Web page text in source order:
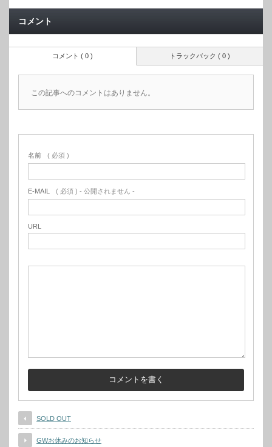
コメント
トラックバック ( 0 )
コメント ( 0 )
この記事へのコメントはありません。
名前 ( 必須 )
E-MAIL ( 必須 ) - 公開されません -
URL
SOLD OUT
GWお休みのお知らせ